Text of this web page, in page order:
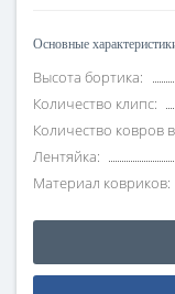
Основные
Высота бортика:
Количество клипс:
Количество ковров
Лентяйка:
Материал ковриков: